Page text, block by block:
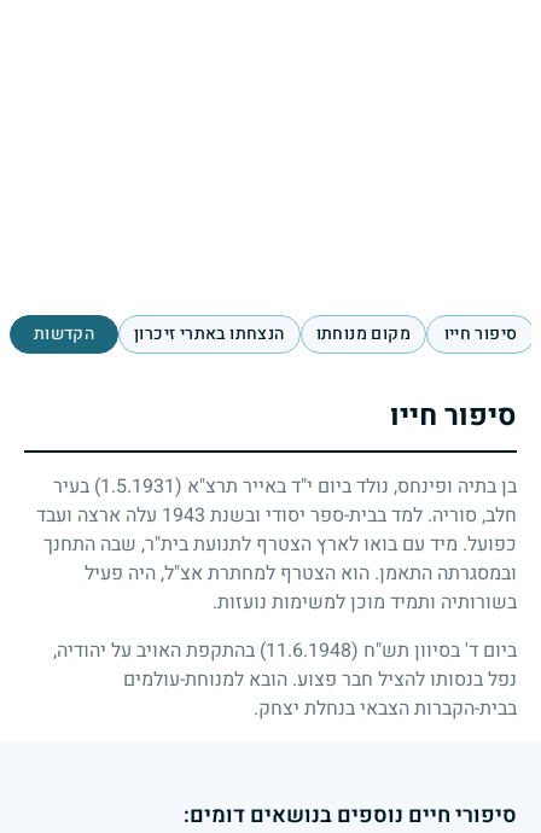
סיפור חייו מקום מנוחתו הנצחתו באתרי זיכרון הקדשות
סיפור חייו
בן בתיה ופינחס, נולד ביום י"ד באייר תרצ"א (1.5.1931)
בעיר
חלב, סוריה. למד בבית-ספר יסודי ובשנת 1943 עלה ארצה ועבד
כפועל. מיד עם בואו לארץ הצטרף לתנועת בית"ר, שבה התחנך
ובמסגרתה התאמן. הוא הצטרף למחתרת אצ"ל, היה פעיל
בשורותיה ותמיד מוכן למשימות נועזות.
ביום ד' בסיוון תש"ח (11.6.1948)
בהתקפת האויב על יהודיה,
נפל בנסותו להציל חבר פצוע. הובא למנוחת-עולמים
בבית-הקברות הצבאי בנחלת יצחק.
סיפורי חיים נוספים בנושאים דומים: